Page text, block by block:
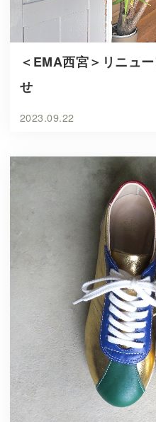
＜EMA西宮＞リニュ
せ
2023.09.22